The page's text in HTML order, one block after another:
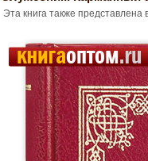
Эта книга также представлена